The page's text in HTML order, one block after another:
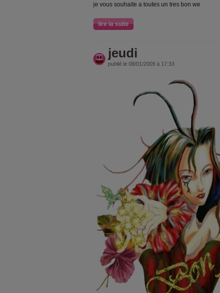
je vous souhaite a toutes un tres bon we
lire la suite
jeudi
publié le 08/01/2009 à 17:33